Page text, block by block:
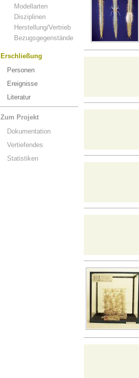
Modellarten
Disziplinen
Herstellung/Vertrieb
Bezugsgegenstände
Erschließung
Personen
Ereignisse
Literatur
Zum Projekt
Dokumentation
Vertiefendes
Statistiken